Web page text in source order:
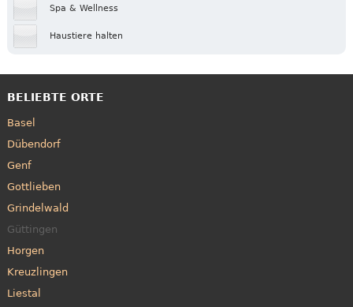
Spa & Wellness
Haustiere halten
BELIEBTE ORTE
Basel
Dübendorf
Genf
Gottlieben
Grindelwald
Güttingen
Horgen
Kreuzlingen
Liestal